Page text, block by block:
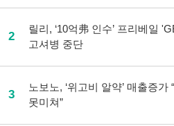
2
릴리, ‘10억弗 인수’ 프리베일
고셔병 중단
3
노보노, ‘위고비 알약’ 매출증가
못미쳐”